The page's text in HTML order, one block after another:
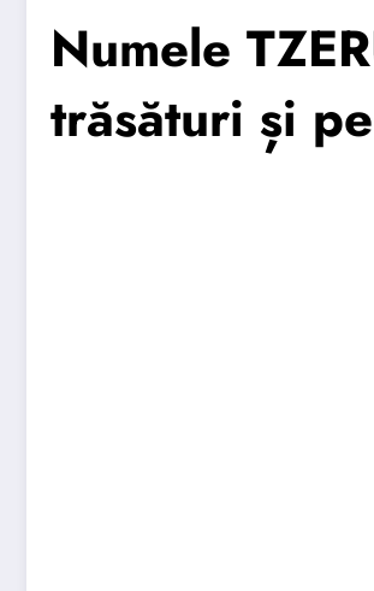
Numele
trăsături și